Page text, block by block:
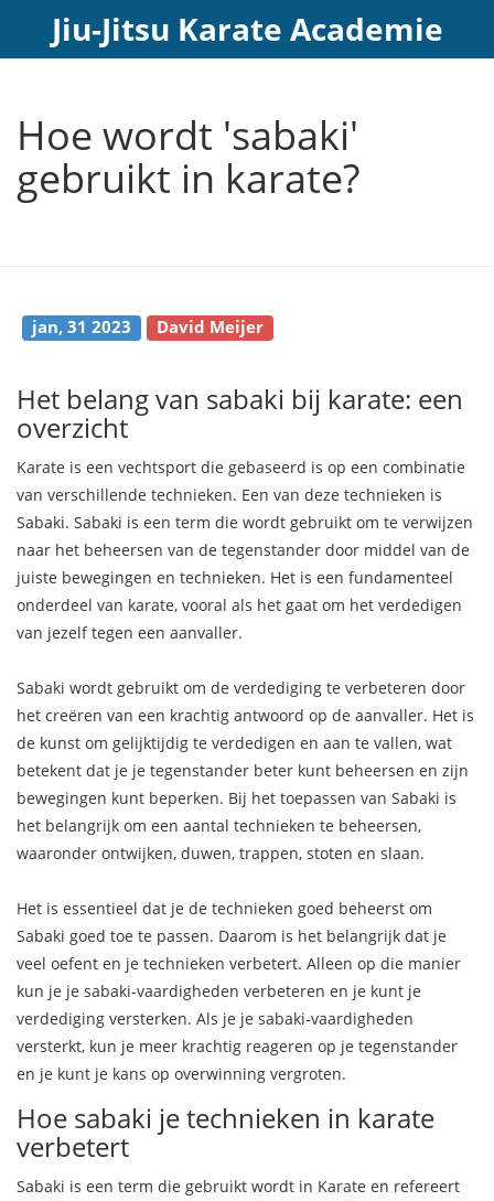
Jiu-Jitsu Karate Academie
Hoe wordt 'sabaki'
gebruikt in karate?
jan, 31 2023 David Meijer
Het belang van sabaki bij karate: een
overzicht
Karate is een vechtsport die gebaseerd is op een combinatie
van verschillende technieken. Een van deze technieken is
Sabaki. Sabaki is een term die wordt gebruikt om te verwijzen
naar het beheersen van de tegenstander door middel van de
juiste bewegingen en technieken. Het is een fundamenteel
onderdeel van karate, vooral als het gaat om het verdedigen
van jezelf tegen een aanvaller.
Sabaki wordt gebruikt om de verdediging te verbeteren door
het creëren van een krachtig antwoord op de aanvaller. Het is
de kunst om gelijktijdig te verdedigen en aan te vallen, wat
betekent dat je je tegenstander beter kunt beheersen en zijn
bewegingen kunt beperken. Bij het toepassen van Sabaki is
het belangrijk om een aantal technieken te beheersen,
waaronder ontwijken, duwen, trappen, stoten en slaan.
Het is essentieel dat je de technieken goed beheerst om
Sabaki goed toe te passen. Daarom is het belangrijk dat je
veel oefent en je technieken verbetert. Alleen op die manier
kun je je sabaki-vaardigheden verbeteren en je kunt je
verdediging versterken. Als je je sabaki-vaardigheden
versterkt, kun je meer krachtig reageren op je tegenstander
en je kunt je kans op overwinning vergroten.
Hoe sabaki je technieken in karate
verbetert
Sabaki is een term die gebruikt wordt in Karate en refereert